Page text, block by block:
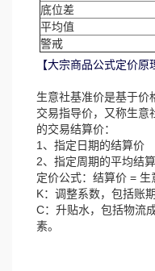
底位差
平均值
警戒
【大宗商品公式定价原
生意社基准价是基于价
交易指导价，又称生意
的交易结算价：
1、指定日期的结算价
2、指定周期的平均结
定价公式：结算价 =
K：调整系数，包括账
C：升贴水，包括物流
素。